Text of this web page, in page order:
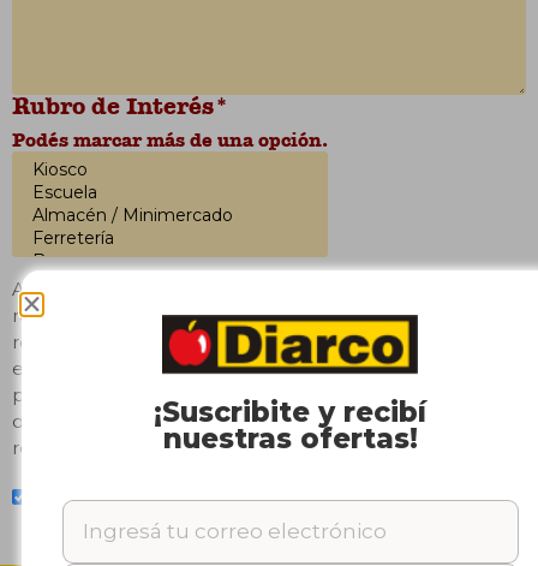
Rubro de Interés*
Podés marcar más de una opción.
Aclaración: La empresa no incorpora revendedores en
relación de dependencia y/o en carácter de
representantes comerciales. Los productos no se
entregan en consignación, están disponibles a la venta
para su posterior comercialización bajo responsabilidad
de cada cliente comprador. No otorgamos licencias ni
representaciones comerciales. Muchas gracias.
Acepto suscribirme al newsletter.
¡Suscribite y recibí
nuestras ofertas!